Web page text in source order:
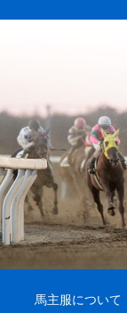
2008年01月
2007年02月
2007年01月
2006年03月
2006年02月
2006年01月
2005年07月
2005年04月
2005年03月
2005年02月
2005年01月
2004年06月
2004年05月
2004年04月
2004年03月
2004年02月
2004年01月
2003年07月
2003年06月
2003年05月
2003年04月
2003年01月
馬主服について